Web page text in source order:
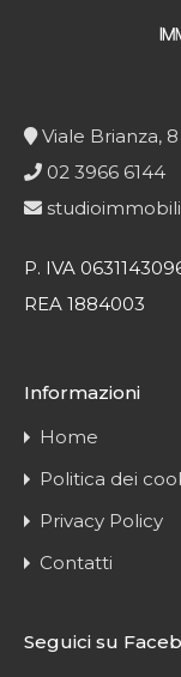
Viale Brianza, 8
02 3966 6144
P. IVA
REA 1884003
Informazioni
Home
Politica dei
Privacy Policy
Contatti
Seguici su